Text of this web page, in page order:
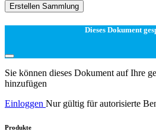
Erstellen Sammlung
Dieses Dokument
Sie können dieses Dokument auf Ihre
hinzufügen
Einloggen Nur gültig für autorisierte
Produkte